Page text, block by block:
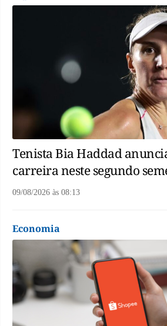
Tenista Bia Haddad
carreira neste segundo
09/08/2026 às 08:13
Economia